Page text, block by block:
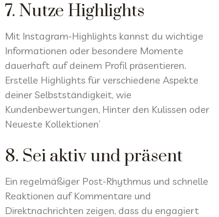
7. Nutze Highlights
Mit Instagram-Highlights kannst du wichtige
Informationen oder besondere Momente
dauerhaft auf deinem Profil präsentieren.
Erstelle Highlights für verschiedene Aspekte
deiner Selbstständigkeit, wie
Kundenbewertungen, Hinter den Kulissen oder
Neueste Kollektionen‘
8. Sei aktiv und präsent
Ein regelmäßiger Post-Rhythmus und schnelle
Reaktionen auf Kommentare und
Direktnachrichten zeigen, dass du engagiert